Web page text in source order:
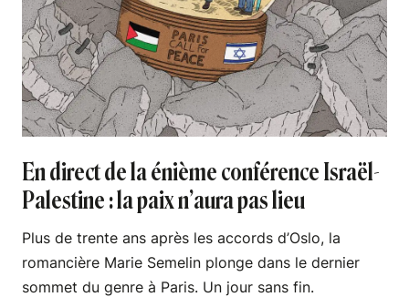
En direct de la énième conférence Israël-
Palestine : la paix n’aura pas lieu
Plus de trente ans après les accords d’Oslo, la
romancière Marie Semelin plonge dans le dernier
sommet du genre à Paris. Un jour sans fin.